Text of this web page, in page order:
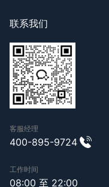
联系我们
客服经理
400-895-9724
工作时间
08:00 至 22:00